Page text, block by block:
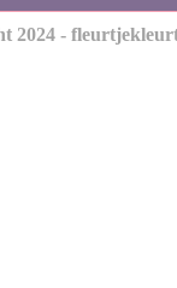
2024 -